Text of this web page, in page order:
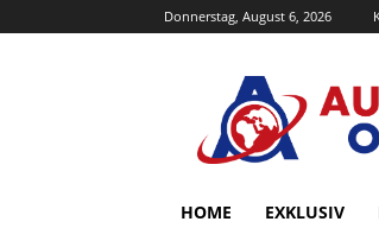
Donnerstag, August 6, 2026
HOME EXKLUSIV